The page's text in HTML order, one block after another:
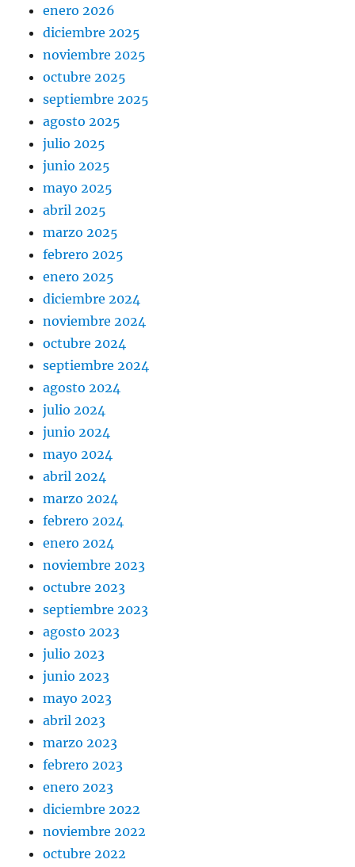
enero 2026
diciembre 2025
noviembre 2025
octubre 2025
septiembre 2025
agosto 2025
julio 2025
junio 2025
mayo 2025
abril 2025
marzo 2025
febrero 2025
enero 2025
diciembre 2024
noviembre 2024
octubre 2024
septiembre 2024
agosto 2024
julio 2024
junio 2024
mayo 2024
abril 2024
marzo 2024
febrero 2024
enero 2024
noviembre 2023
octubre 2023
septiembre 2023
agosto 2023
julio 2023
junio 2023
mayo 2023
abril 2023
marzo 2023
febrero 2023
enero 2023
diciembre 2022
noviembre 2022
octubre 2022